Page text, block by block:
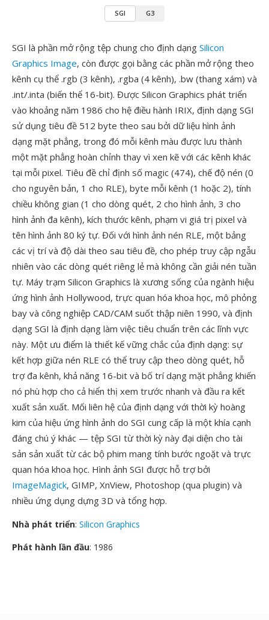
SGI G3
SGI là phần mở rộng tệp chung cho định dạng Silicon
Graphics Image, còn được gọi bằng các phần mở rộng theo
kênh cụ thể .rgb (3 kênh), .rgba (4 kênh), .bw (thang xám) và
.int/.inta (biến thể 16-bit). Được Silicon Graphics phát triển
vào khoảng năm 1986 cho hệ điều hành IRIX, định dạng SGI
sử dụng tiêu đề 512 byte theo sau bởi dữ liệu hình ảnh
dạng mặt phẳng, trong đó mỗi kênh màu được lưu thành
một mặt phẳng hoàn chỉnh thay vì xen kẽ với các kênh khác
tại mỗi pixel. Tiêu đề chỉ định số magic (474), chế độ nén (0
cho nguyên bản, 1 cho RLE), byte mỗi kênh (1 hoặc 2), tính
chiều không gian (1 cho dòng quét, 2 cho hình ảnh, 3 cho
hình ảnh đa kênh), kích thước kênh, phạm vi giá trị pixel và
tên hình ảnh 80 ký tự. Đối với hình ảnh nén RLE, một bảng
các vị trí và độ dài theo sau tiêu đề, cho phép truy cập ngẫu
nhiên vào các dòng quét riêng lẻ mà không cần giải nén tuần
tự. Máy trạm Silicon Graphics là xương sống của ngành hiệu
ứng hình ảnh Hollywood, trực quan hóa khoa học, mô phỏng
bay và công nghiệp CAD/CAM suốt thập niên 1990, và định
dạng SGI là định dạng làm việc tiêu chuẩn trên các lĩnh vực
này. Một ưu điểm là thiết kế vững chắc của định dạng: sự
kết hợp giữa nén RLE có thể truy cập theo dòng quét, hỗ
trợ đa kênh, khả năng 16-bit và bố trí dạng mặt phẳng khiến
nó phù hợp cho cả hiển thị xem trước nhanh và đầu ra kết
xuất sản xuất. Mối liên hệ của định dạng với thời kỳ hoàng
kim của hiệu ứng hình ảnh do SGI cung cấp là một khía cạnh
đáng chú ý khác — tệp SGI từ thời kỳ này đại diện cho tài
sản sản xuất từ các bộ phim mang tính bước ngoặt và trực
quan hóa khoa học. Hình ảnh SGI được hỗ trợ bởi
ImageMagick, GIMP, XnView, Photoshop (qua plugin) và
nhiều ứng dụng dựng 3D và tổng hợp.
Nhà phát triển: Silicon Graphics
Phát hành lần đầu: 1986